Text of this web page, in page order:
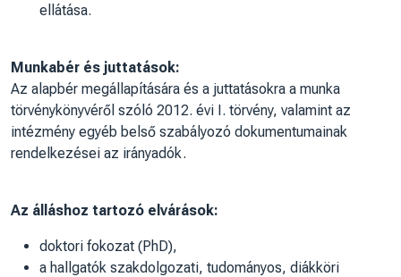
ellátása.
Munkabér és juttatások:
Az alapbér megállapítására és a juttatásokra a munka
törvénykönyvéről szóló 2012. évi I. törvény, valamint az
intézmény egyéb belső szabályozó dokumentumainak
rendelkezései az irányadók.
Az álláshoz tartozó elvárások:
doktori fokozat (PhD),
a hallgatók szakdolgozati, tudományos, diákköri